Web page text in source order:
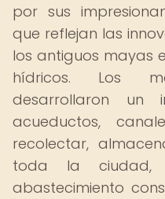
por sus
que reflejan las
los antiguos mayas
hídricos. Los
desarrollaron un
acueductos,
recolectar,
toda la
abastecimiento